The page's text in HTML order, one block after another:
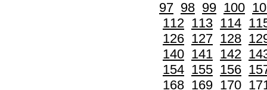
97 98 99 100
112 113 114
126 127 128
140 141 142
154 155 156
168 169 170